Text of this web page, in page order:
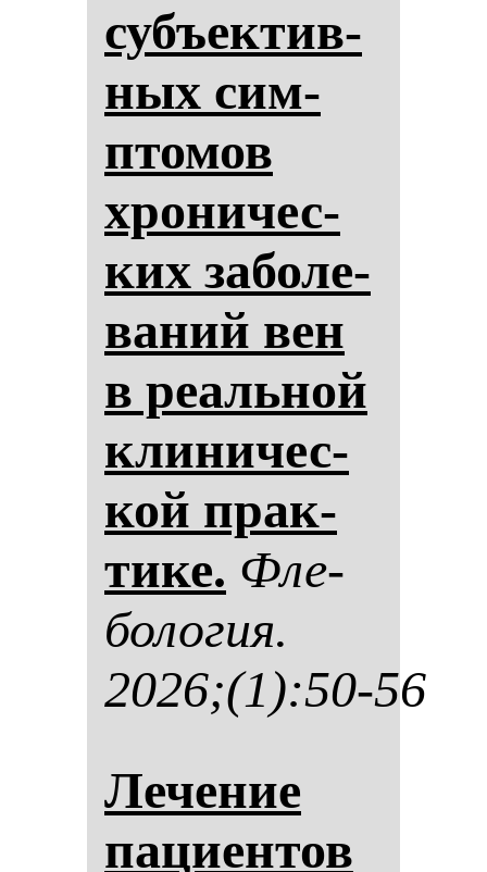
субъек­тив­
ных сим­
пто­мов
хро­ни­чес­
ких за­бо­ле­
ва­ний вен
в ре­аль­ной
кли­ни­чес­
кой прак­
ти­ке. Фле­
бо­ло­гия.
2026;(1):50-56
Ле­че­ние
па­ци­ен­тов